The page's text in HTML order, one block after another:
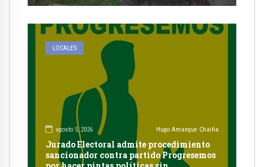
LOCALES
agosto 5, 2026 Hugo Amanque Chaiña
Jurado Electoral admite procedimiento
sancionador contra partido Progresemos